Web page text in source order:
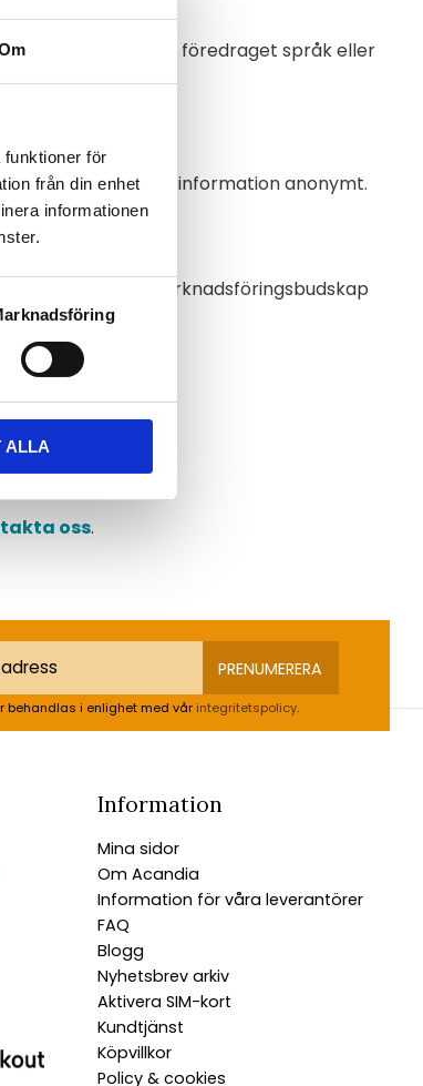
funktioner för
från din enhet
informationen
ALLA
kan t.ex. vara föredraget språk eller
och rapportera in information anonymt.
annonser och marknadsföringsbudskap
oss.
PRENUMERERA
behandlas i enlighet med vår integritetspolicy.
Information
Mina sidor
Om Acandia
Information för våra leverantörer
FAQ
Blogg
Nyhetsbrev arkiv
Aktivera SIM-kort
Kundtjänst
Köpvillkor
Policy & cookies